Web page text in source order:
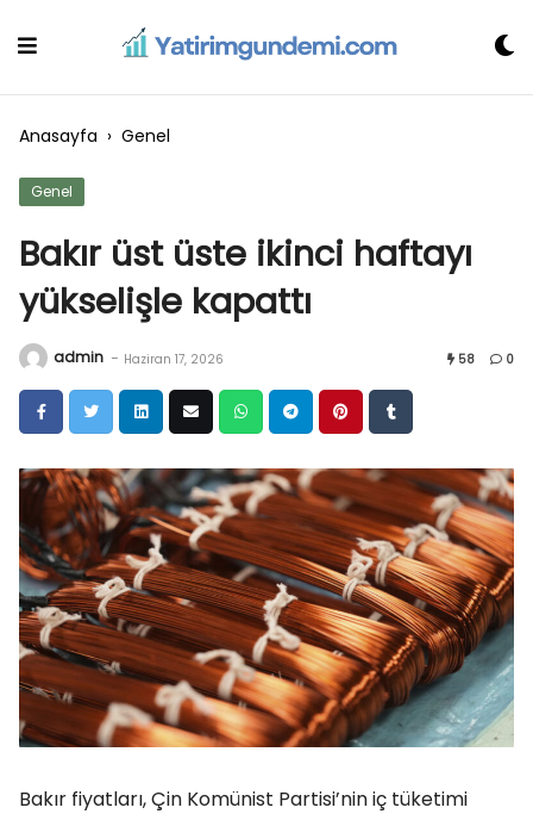
Anasayfa › Genel
Genel
Bakır üst üste ikinci haftayı
yükselişle kapattı
admin - Haziran 17, 2026 58 0
Bakır fiyatları, Çin Komünist Partisi’nin iç tüketimi